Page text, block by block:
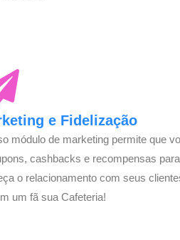
e Fidelização
módulo de marketing permite que
cashbacks e recompensas para
o relacionamento com seus
um fã sua Cafeteria!